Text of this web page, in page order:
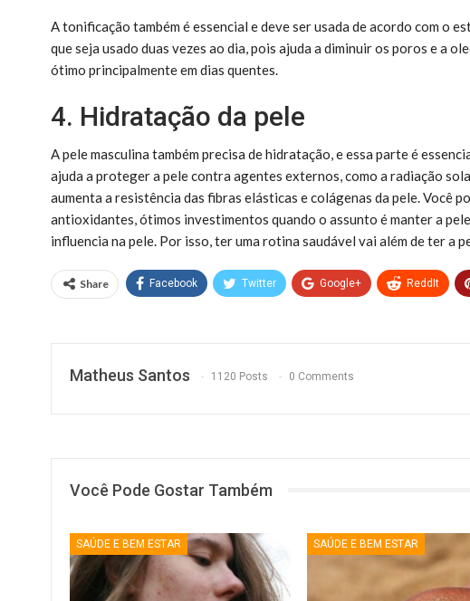
A tonificação também é essencial e deve ser usada de acordo com o
que seja usado duas vezes ao dia, pois ajuda a diminuir os poros e a
ótimo principalmente em dias quentes.
4. Hidratação da pele
A pele masculina também precisa de hidratação, e essa parte é
ajuda a proteger a pele contra agentes externos, como a radiação
aumenta a resistência das fibras elásticas e colágenas da pele. Você
antioxidantes, ótimos investimentos quando o assunto é manter a
influencia na pele. Por isso, ter uma rotina saudável vai além de ter a
Share Facebook Twitter Google+ ReddIt
Matheus Santos 1120 Posts 0 Comments
Você Pode Gostar Também
SAÚDE E BEM ESTAR SAÚDE E BEM ESTAR